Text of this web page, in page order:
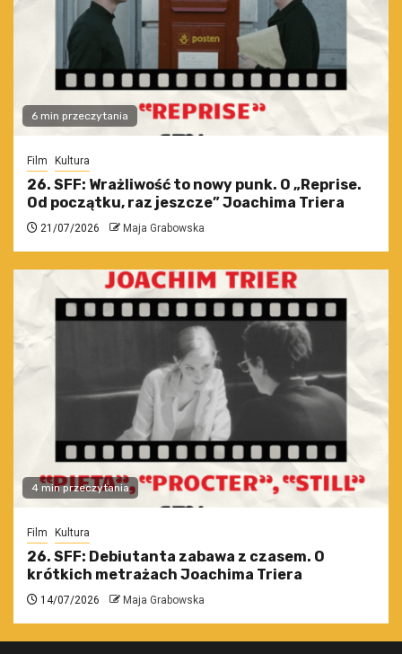
6 min przeczytania
Film Kultura
26. SFF: Wrażliwość to nowy punk. O „Reprise.
Od początku, raz jeszcze” Joachima Triera
21/07/2026 Maja Grabowska
4 min przeczytania
Film Kultura
26. SFF: Debiutanta zabawa z czasem. O
krótkich metrażach Joachima Triera
14/07/2026 Maja Grabowska